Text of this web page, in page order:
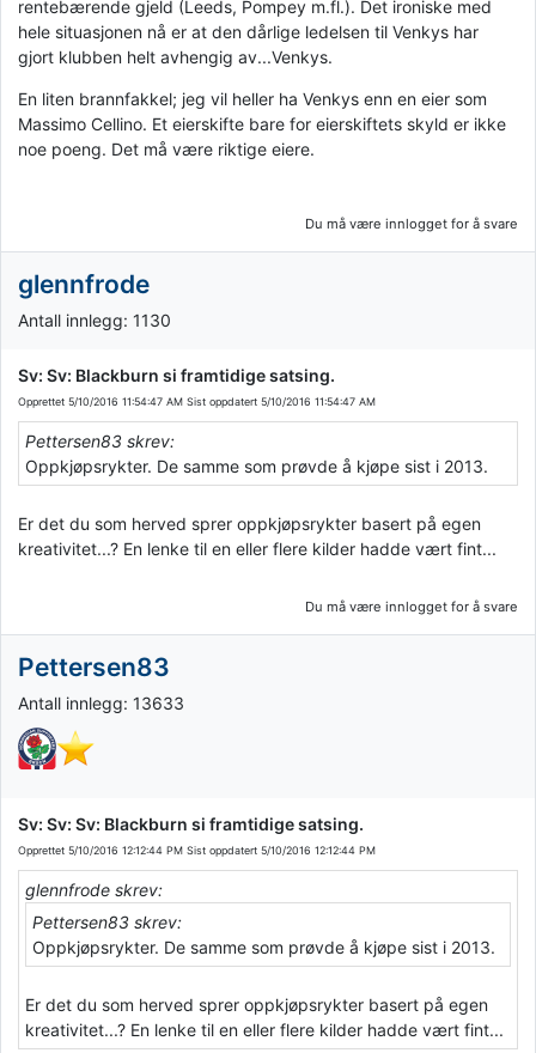
rentebærende gjeld (Leeds, Pompey m.fl.). Det ironiske med
hele situasjonen nå er at den dårlige ledelsen til Venkys har
gjort klubben helt avhengig av...Venkys.
En liten brannfakkel; jeg vil heller ha Venkys enn en eier som
Massimo Cellino. Et eierskifte bare for eierskiftets skyld er ikke
noe poeng. Det må være riktige eiere.
Du må være innlogget for å svare
glennfrode
Antall innlegg: 1130
Sv: Sv: Blackburn si framtidige satsing.
Opprettet 5/10/2016 11:54:47 AM Sist oppdatert 5/10/2016 11:54:47 AM
Pettersen83 skrev:
Oppkjøpsrykter. De samme som prøvde å kjøpe sist i 2013.
Er det du som herved sprer oppkjøpsrykter basert på egen
kreativitet...? En lenke til en eller flere kilder hadde vært fint...
Du må være innlogget for å svare
Pettersen83
Antall innlegg: 13633
Sv: Sv: Sv: Blackburn si framtidige satsing.
Opprettet 5/10/2016 12:12:44 PM Sist oppdatert 5/10/2016 12:12:44 PM
glennfrode skrev:
Pettersen83 skrev:
Oppkjøpsrykter. De samme som prøvde å kjøpe sist i 2013.
Er det du som herved sprer oppkjøpsrykter basert på egen
kreativitet...? En lenke til en eller flere kilder hadde vært fint...